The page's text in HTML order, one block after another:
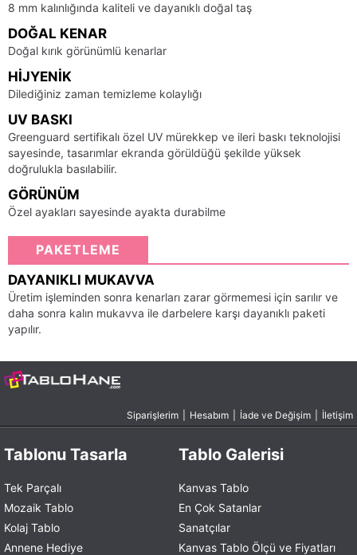
8 mm kalınlığında kaliteli ve dayanıklı doğal taş
DOĞAL KENAR
Doğal kırık görünümlü kenarlar
HIJYENIK
Dilediğiniz zaman temizleme kolaylığı
UV BASKI
Greenguard sertifikalı özel UV mürekkep ve ileri baskı teknolojisi
sayesinde, tasarımlar ekranda görüldüğü şekilde yüksek
doğrulukla basılabilir.
GÖRÜNÜM
Özel ayakları sayesinde ayakta durabilme
PAKETLEME
DAYANIKLI MUKAVVA
Üretim işleminden sonra kenarları zarar görmemesi için sarılır ve
daha sonra kalın mukavva ile darbelere karşı dayanıklı paketi
yapılır.
Siparişlerim Hesabım İade ve Değişim İletişim
Tablonu Tasarla
Tek Parçalı
Mozaik Tablo
Kolaj Tablo
Annene Hediye
Tablo Galerisi
Kanvas Tablo
En Çok Satanlar
Sanatçılar
Kanvas Tablo Ölçü ve Fiyatları